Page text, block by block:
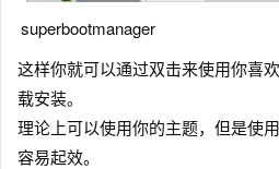
superbootmanager
这样你就可以通过双击来使用你喜
载安装。
理论上可以使用你的主题，但是使
容易起效。